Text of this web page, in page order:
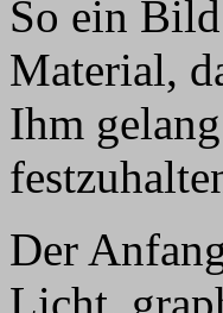
So ein
Material,
Ihm
Der